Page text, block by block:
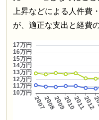
上昇などによる人件費
が、適正な支出と経費